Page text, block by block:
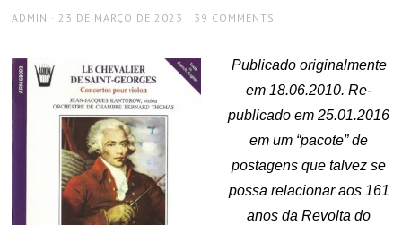
AUTHOR
ADMIN
POSTED
23 DE MARÇO DE 2023 39 COMMENTS
Publicado originalmente
em 18.06.2010. Re-
publicado em 25.01.2016
em um “pacote” de
postagens que talvez se
possa relacionar aos 161
anos da Revolta do